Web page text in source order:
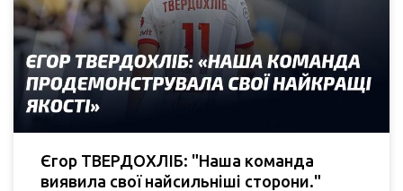
Єгор ТВЕРДОХЛІБ: "Наша команда
виявила свої найсильніші сторони."